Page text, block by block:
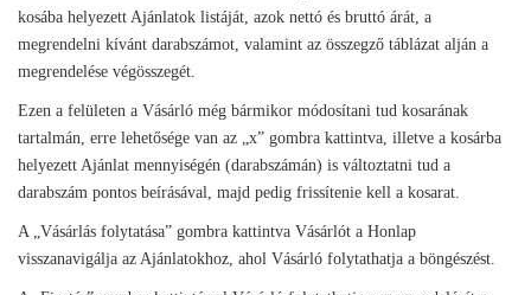
kosába helyezett Ajánlatok listáját, azok nettó és bruttó árát, a
megrendelni kívánt darabszámot, valamint az összegző táblázat alján a
megrendelése végösszegét.
Ezen a felületen a Vásárló még bármikor módosítani tud kosarának
tartalmán, erre lehetősége van az „x” gombra kattintva, illetve a kosárba
helyezett Ajánlat mennyiségén (darabszámán) is változtatni tud a
darabszám pontos beírásával, majd pedig frissítenie kell a kosarat.
A „Vásárlás folytatása” gombra kattintva Vásárlót a Honlap
visszanavigálja az Ajánlatokhoz, ahol Vásárló folytathatja a böngészést.